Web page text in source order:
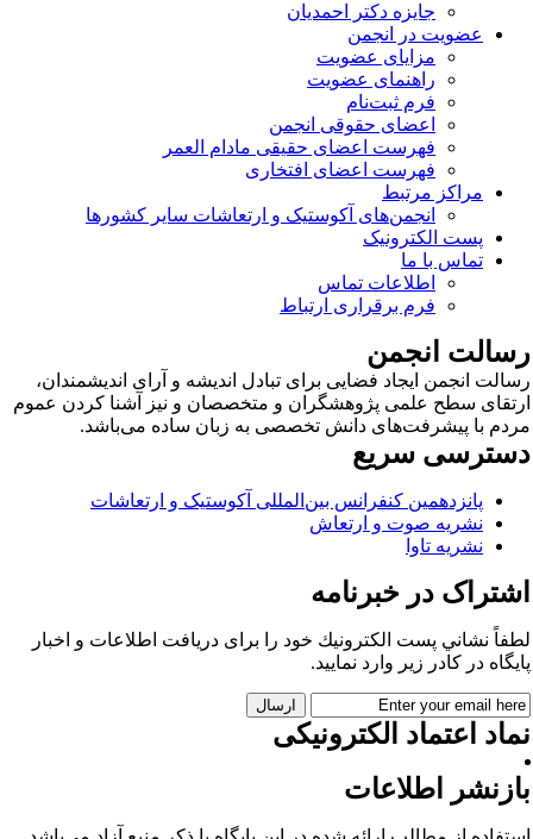
جایزه دکتر احمدیان
عضویت در انجمن
مزایای عضویت
راهنمای عضویت
فرم ثبت‌نام
اعضای حقوقی انجمن
فهرست اعضای حقیقی مادام‌ العمر
فهرست اعضای افتخاری
مراکز مرتبط
انجمن‌های آکوستیک و ارتعاشات سایر کشورها
پست الکترونیک
تماس با ما
اطلاعات تماس
فرم برقراری ارتباط
انجمن
انجمن ایجاد فضایی برای تبادل اندیشه و آرای اندیشمندان،
سطح علمی پژوهشگران و متخصصان و نیز آشنا کردن عموم
با پیشرفت‌های دانش تخصصی به زبان ساده می‌باشد.
سریع
پانزدهمین کنفرانس بین‌المللی آکوستیک و ارتعاشات
نشریه صوت و ارتعاش
نشریه تاوا
در خبرنامه
نشاني پست الكترونيك خود را برای دريافت اطلاعات و اخبار
در كادر زير وارد نمایید.
اعتماد الکترونیکی
اطلاعات